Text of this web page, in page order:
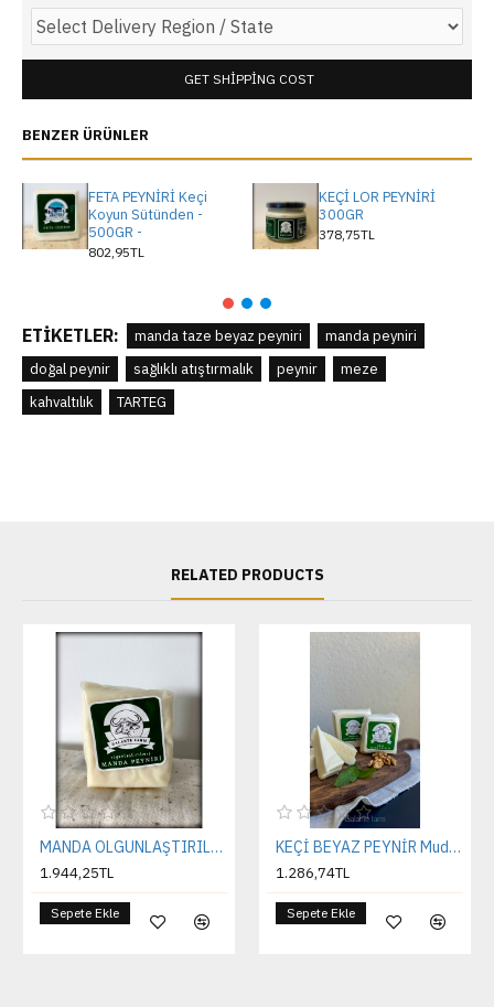
GET SHIPPING COST
BENZER ÜRÜNLER
FETA PEYNİRİ Keçi
Koyun Sütünden -
500GR -
802,95TL
KEÇİ LOR PEYNİRİ
300GR
378,75TL
ETIKETLER: manda taze beyaz peyniri
manda peyniri
doğal peynir
sağlıklı atıştırmalık peynir
meze
kahvaltılık
TARTEG
RELATED PRODUCTS
MANDA OLGUNLAŞTIRILMIŞ PEYNİR
1.944,25TL
Sepete Ekle
KEÇİ BEYAZ PEYNİR Mudavim
1.286,74TL
Sepete Ekle